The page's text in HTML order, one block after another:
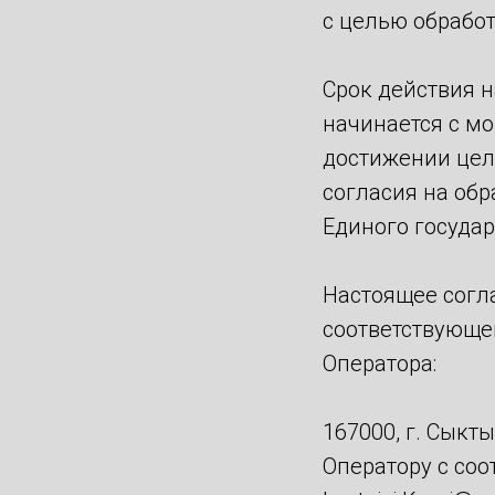
с целью
Срок действия
начинается с
достижении
согласия на
Единого
Настоящее
Оператора:
167000, г.
Оператору с